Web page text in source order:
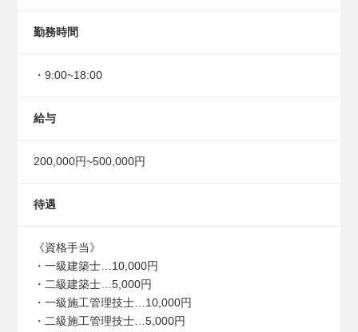
勤務時間
・9:00~18:00
給与
200,000円~500,000円
待遇
《資格手当》
・一級建築士…10,000円
・二級建築士…5,000円
・一級施工管理技士…10,000円
・二級施工管理技士…5,000円